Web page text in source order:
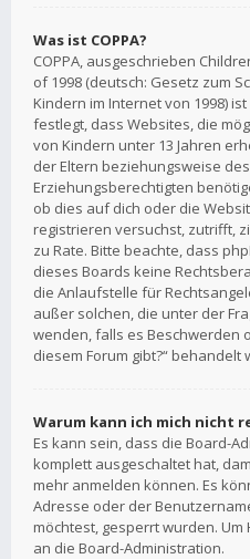
Was ist COPPA?
COPPA, ausgeschrieben
of 1998 (deutsch: Gesetz zum
Kindern im Internet von 1998)
festlegt, dass Websites, die
von Kindern unter 13 Jahren
der Eltern beziehungsweise
Erziehungsberechtigten
ob dies auf dich oder die
registrieren versuchst, zutrifft,
zu Rate. Bitte beachte, dass
dieses Boards keine
die Anlaufstelle für
außer solchen, die unter der
wenden, falls es Beschwerden
diesem Forum gibt?“ behandelt
Warum kann ich mich nicht
Es kann sein, dass die Board-
komplett ausgeschaltet hat,
mehr anmelden können. Es
Adresse oder der
möchtest, gesperrt wurden.
an die Board-Administration.